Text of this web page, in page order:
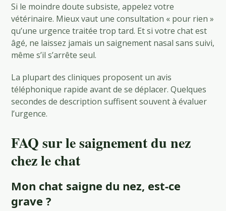
Si le moindre doute subsiste, appelez votre
vétérinaire. Mieux vaut une consultation « pour rien »
qu’une urgence traitée trop tard. Et si votre chat est
âgé, ne laissez jamais un saignement nasal sans suivi,
même s’il s’arrête seul.
La plupart des cliniques proposent un avis
téléphonique rapide avant de se déplacer. Quelques
secondes de description suffisent souvent à évaluer
l’urgence.
FAQ sur le saignement du nez
chez le chat
Mon chat saigne du nez, est-ce
grave ?